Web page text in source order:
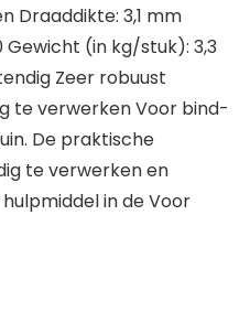
Draaddikte: 3,1 mm
Gewicht (in kg/stuk): 3,3
Zeer robuust
te verwerken Voor bind-
De praktische
te verwerken en
in de Voor